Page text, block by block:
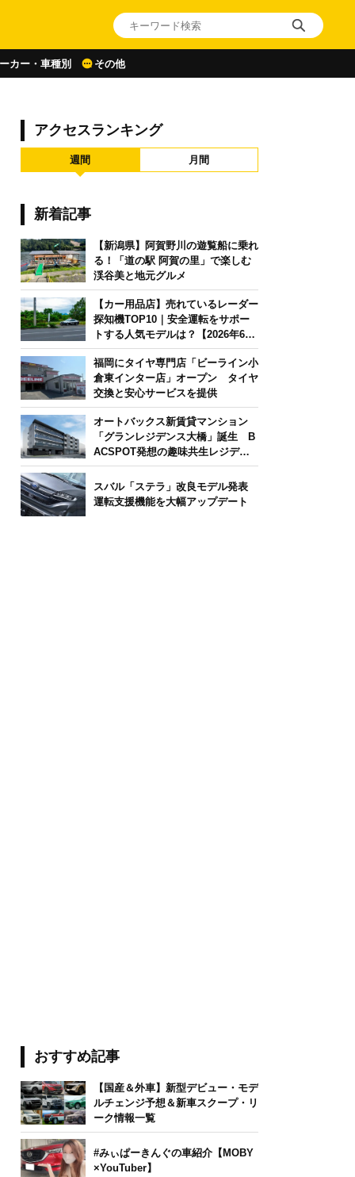
カー・車種別 その他
アクセスランキング
週間 月間
新着記事
【新潟県】阿賀野川の遊覧船に乗れ
る！「道の駅 阿賀の里」で楽しむ
渓谷美と地元グルメ
【カー用品店】売れているレーダー
探知機TOP10｜安全運転をサポー
トする人気モデルは？【2026年6月
版】
福岡にタイヤ専門店「ビーライン小
倉東インター店」オープン タイヤ
交換と安心サービスを提供
オートバックス新賃貸マンション
「グランレジデンス大橋」誕生 B
ACSPOT発想の趣味共生レジデン
ス
スバル「ステラ」改良モデル発表
運転支援機能を大幅アップデート
おすすめ記事
【国産＆外車】新型デビュー・モデ
ルチェンジ予想＆新車スクープ・リ
ーク情報一覧
#みぃぱーきんぐの車紹介【MOBY
×YouTuber】